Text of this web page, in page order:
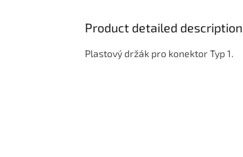
Product detailed description
Plastový držák pro konektor Typ 1.